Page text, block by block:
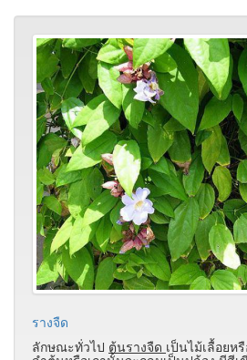
รางจืด
ลักษณะทั่วไป ต้นรางจืด เป็นไม้เลื้อยห